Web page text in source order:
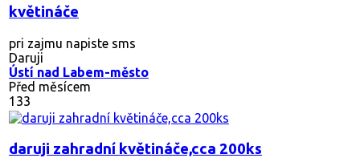
květináče
pri zajmu napiste sms
Daruji
Ústí nad Labem-město
Před měsícem
133
daruji zahradní květináče,cca 200ks